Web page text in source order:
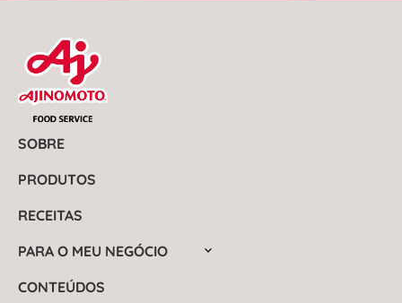
SOBRE
PRODUTOS
RECEITAS
PARA O MEU NEGÓCIO
CONTEÚDOS